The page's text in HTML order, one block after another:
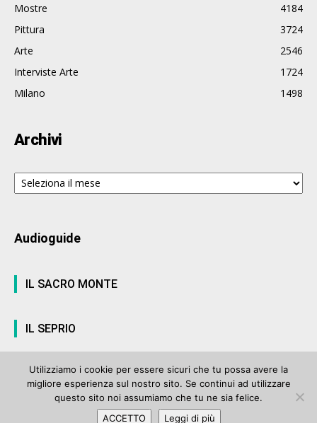
Mostre
4184
Pittura
3724
Arte
2546
Interviste Arte
1724
Milano
1498
Archivi
Archivi
Audioguide
IL SACRO MONTE
IL SEPRIO
© ArteVarese.com by Wtv S.r.l.- © 2007 - P.I. 03063680122 Iscrizione n°
906 del Registro Stampa del Tribunale di Varese del 17 luglio 2006 |
Utilizziamo i cookie per essere sicuri che tu possa avere la
migliore esperienza sul nostro sito. Se continui ad utilizzare
questo sito noi assumiamo che tu ne sia felice.
ACCETTO
Leggi di più